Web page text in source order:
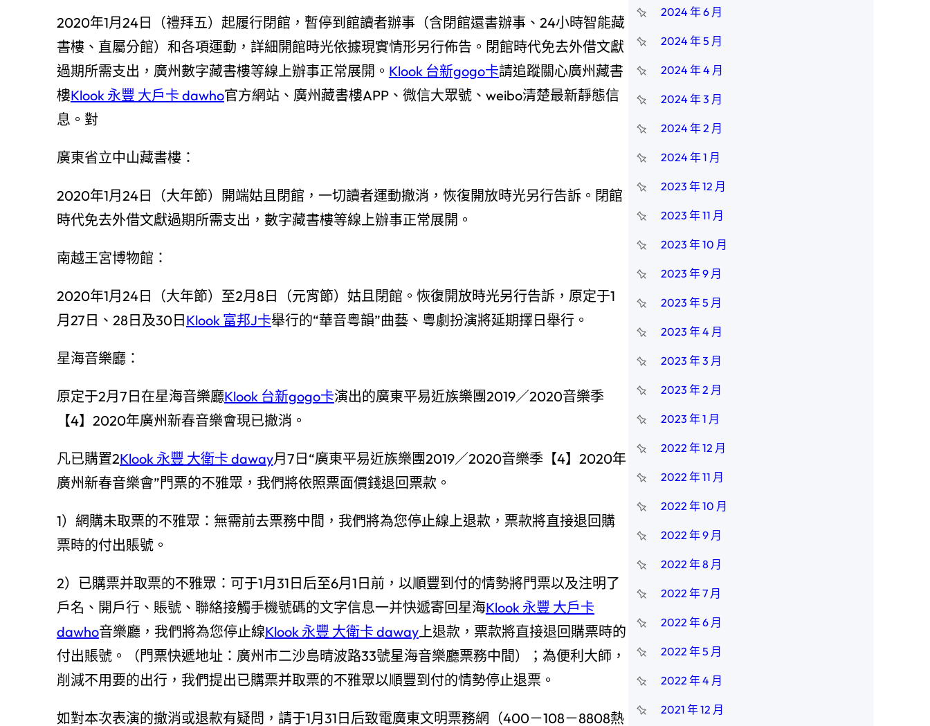
2020年1月24日（禮拜五）起履行閉館，暫停到館讀者辦事（含閉館還書辦事、24小時智能藏
書樓、直屬分館）和各項運動，詳細開館時光依據現實情形另行佈告。閉館時代免去外借文獻
過期所需支出，廣州數字藏書樓等線上辦事正常展開。 Klook 台新gogo卡請追蹤關心廣州藏書
樓Klook 永豐 大戶卡 dawho官方網站、廣州藏書樓APP、微信大眾號、weibo清楚最新靜態信
息。對
廣東省立中山藏書樓：
2020年1月24日（大年節）開端姑且閉館，一切讀者運動撤消，恢復開放時光另行告訴。閉館
時代免去外借文獻過期所需支出，數字藏書樓等線上辦事正常展開。
南越王宮博物館：
2020年1月24日（大年節）至2月8日（元宵節）姑且閉館。恢復開放時光另行告訴，原定于1
月27日、28日及30日Klook 富邦J卡舉行的“華音粵韻”曲藝、粵劇扮演將延期擇日舉行。
星海音樂廳：
原定于2月7日在星海音樂廳Klook 台新gogo卡演出的廣東平易近族樂團2019／2020音樂季
【4】2020年廣州新春音樂會現已撤消。
凡已購置2Klook 永豐 大衛卡 daway月7日“廣東平易近族樂團2019／2020音樂季【4】2020年
廣州新春音樂會”門票的不雅眾，我們將依照票面價錢退回票款。
1）網購未取票的不雅眾：無需前去票務中間，我們將為您停止線上退款，票款將直接退回購
票時的付出賬號。
2）已購票并取票的不雅眾：可于1月31日后至6月1日前，以順豐到付的情勢將門票以及注明了
戶名、開戶行、賬號、聯絡接觸手機號碼的文字信息一并快遞寄回星海Klook 永豐 大戶卡
dawho音樂廳，我們將為您停止線Klook 永豐 大衛卡 daway上退款，票款將直接退回購票時的
付出賬號。（門票快遞地址：廣州市二沙島晴波路33號星海音樂廳票務中間）；為便利大師，
削減不用要的出行，我們提出已購票并取票的不雅眾以順豐到付的情勢停止退票。
如對本次表演的撤消或退款有疑問，請于1月31日后致電廣東文明票務網（400－108－8808熱
2024 年 6 月
2024 年 5 月
2024 年 4 月
2024 年 3 月
2024 年 2 月
2024 年 1 月
2023 年 12 月
2023 年 11 月
2023 年 10 月
2023 年 9 月
2023 年 5 月
2023 年 4 月
2023 年 3 月
2023 年 2 月
2023 年 1 月
2022 年 12 月
2022 年 11 月
2022 年 10 月
2022 年 9 月
2022 年 8 月
2022 年 7 月
2022 年 6 月
2022 年 5 月
2022 年 4 月
2021 年 12 月